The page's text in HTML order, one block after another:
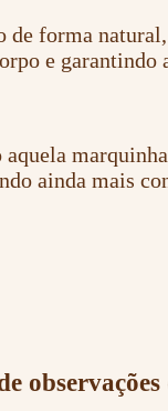
de forma
e garantindo
ainda mais